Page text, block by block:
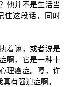
他并不是生活当
住这段话，同时
着嘛，或者说是
啊，它是一种十
理癌症。嗯，许
有强迫症啊。